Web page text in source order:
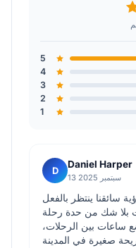
5
4
3
2
1
D
Daniel Harper
13 سبتمبر 2025
سائقنا ينتظر بالفعل
بلا شك من حدة رحلة
ساعات بين الرحلات،
صغيرة في المدينة